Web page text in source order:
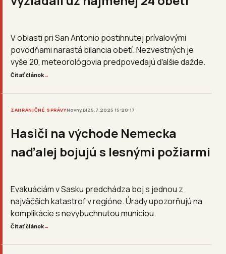
V oblasti pri San Antonio postihnutej prívalovými
povodňami narastá bilancia obetí. Nezvestných je
vyše 20, meteorológovia predpovedajú ďalšie dažde.
Čítať článok→
ZAHRANIČNÉ SPRÁVYNovny.BIZ5.7.2025 15:20:17
Hasiči na východe Nemecka
naďalej bojujú s lesnými požiarmi
Evakuáciám v Sasku predchádza boj s jednou z
najväčších katastrof v regióne. Úrady upozorňujú na
komplikácie s nevybuchnutou muníciou.
Čítať článok→